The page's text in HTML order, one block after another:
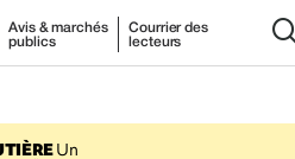
Avis & marchés
publics
Courrier des
lecteurs
Un